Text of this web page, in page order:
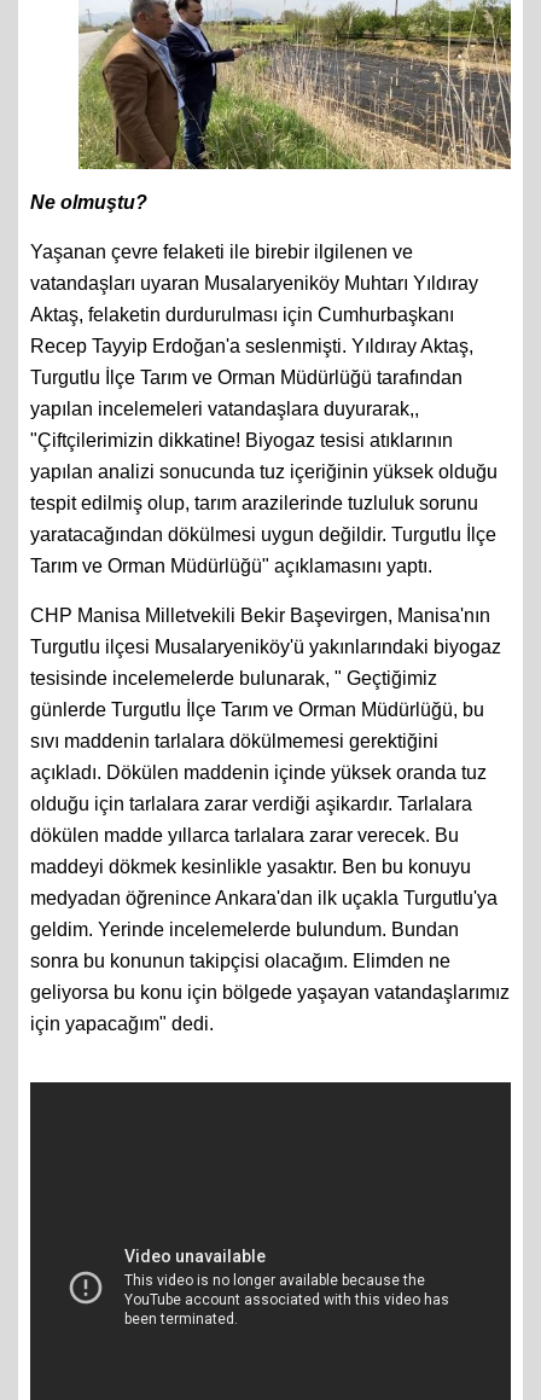
Ne olmuştu?
Yaşanan çevre felaketi ile birebir ilgilenen ve
vatandaşları uyaran Musalaryeniköy Muhtarı Yıldıray
Aktaş, felaketin durdurulması için Cumhurbaşkanı
Recep Tayyip Erdoğan'a seslenmişti. Yıldıray Aktaş,
Turgutlu İlçe Tarım ve Orman Müdürlüğü tarafından
yapılan incelemeleri vatandaşlara duyurarak,,
"Çiftçilerimizin dikkatine! Biyogaz tesisi atıklarının
yapılan analizi sonucunda tuz içeriğinin yüksek olduğu
tespit edilmiş olup, tarım arazilerinde tuzluluk sorunu
yaratacağından dökülmesi uygun değildir. Turgutlu İlçe
Tarım ve Orman Müdürlüğü" açıklamasını yaptı.
CHP Manisa Milletvekili Bekir Başevirgen, Manisa'nın
Turgutlu ilçesi Musalaryeniköy'ü yakınlarındaki biyogaz
tesisinde incelemelerde bulunarak, " Geçtiğimiz
günlerde Turgutlu İlçe Tarım ve Orman Müdürlüğü, bu
sıvı maddenin tarlalara dökülmemesi gerektiğini
açıkladı. Dökülen maddenin içinde yüksek oranda tuz
olduğu için tarlalara zarar verdiği aşikardır. Tarlalara
dökülen madde yıllarca tarlalara zarar verecek. Bu
maddeyi dökmek kesinlikle yasaktır. Ben bu konuyu
medyadan öğrenince Ankara'dan ilk uçakla Turgutlu'ya
geldim. Yerinde incelemelerde bulundum. Bundan
sonra bu konunun takipçisi olacağım. Elimden ne
geliyorsa bu konu için bölgede yaşayan vatandaşlarımız
için yapacağım" dedi.